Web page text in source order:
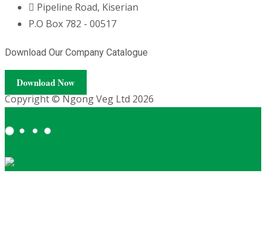
Pipeline Road, Kiserian
P.O Box 782 - 00517
Download Our Company Catalogue
Download Now
Copyright © Ngong Veg Ltd 2026